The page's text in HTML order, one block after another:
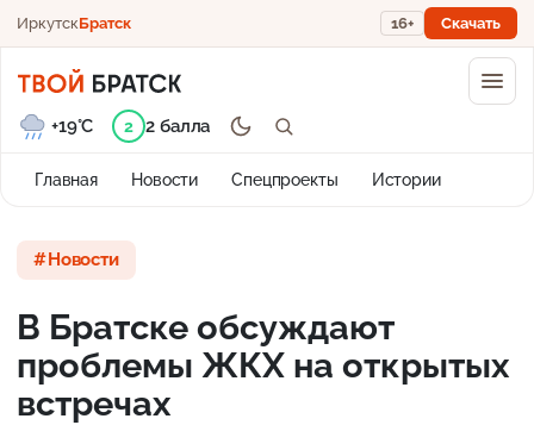
ИркутскБратск 16+ Скачать
Главная Новости Спецпроекты Истории
+19°C 2 2 балла
Новости
В Братске обсуждают
проблемы ЖКХ на открытых
встречах